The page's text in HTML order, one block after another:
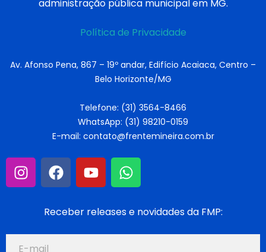
administração pública municipal em MG.
Política de Privacidade
Av. Afonso Pena, 867 – 19º andar, Edifício Acaiaca, Centro –
Belo Horizonte/MG
Telefone: (31) 3564-8466
WhatsApp: (31) 98210-0159
E-mail: contato@frentemineira.com.br
Receber releases e novidades da FMP: